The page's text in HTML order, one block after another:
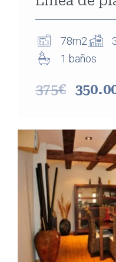
78m2
1 baños
375€